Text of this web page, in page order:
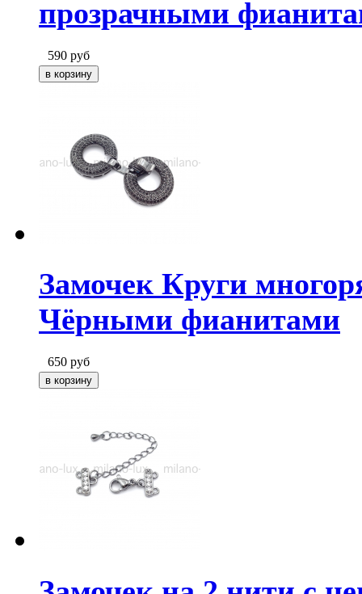
прозрачными
590 руб
Замочек Круги
Чёрными фианитами
650 руб